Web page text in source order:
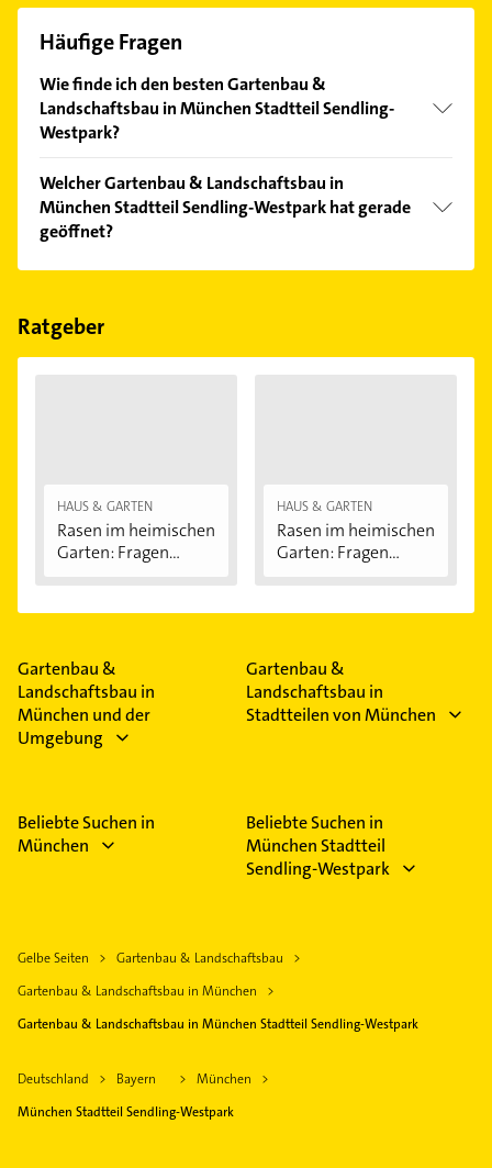
Häufige Fragen
Wie finde ich den besten Gartenbau &
Landschaftsbau in München Stadtteil Sendling-
Westpark?
Kundenmeinungen und profitieren Sie von den
Empfehlungen. Die Suchergebnisse können Sie sich
einfach nach
Welcher Gartenbau & Landschaftsbau in
München Stadtteil Sendling-Westpark hat gerade
geöffnet?
Im Anbieter-Bereich finden Sie alleÖffnungszeiten.
Feiertagen abweichen können.
Ratgeber
HAUS & GARTEN
Rasen im heimischen
Garten: Fragen...
HAUS & GARTEN
Rasen im heimischen
Garten: Fragen...
Gartenbau &
Landschaftsbau in
München und der
Umgebung
Gartenbau &
Landschaftsbau in
Stadtteilen von München
Beliebte Suchen in
München
Beliebte Suchen in
München Stadtteil
Sendling-Westpark
Gelbe Seiten
Gartenbau & Landschaftsbau
Gartenbau & Landschaftsbau in München
Gartenbau & Landschaftsbau in München Stadtteil Sendling-Westpark
Deutschland Bayern
München
München Stadtteil Sendling-Westpark